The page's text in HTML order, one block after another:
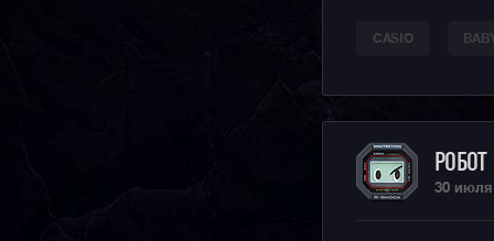
CASIO
РОБОТ
30 июля